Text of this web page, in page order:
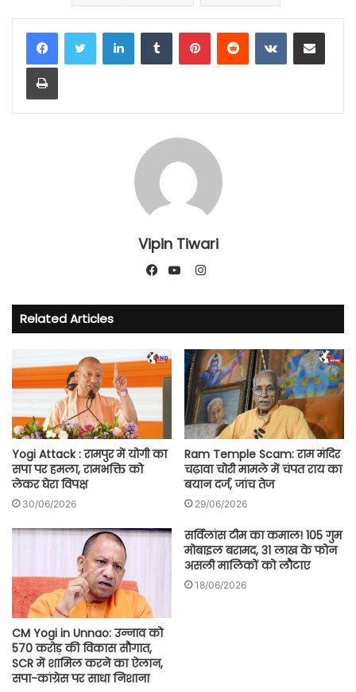
LinkedInTumblr PinterestReddit VKontakteShare via Email
Print
Vipin Tiwari
Instagram
Related Articles
Yogi Attack : रामपुर में योगी का
सपा पर हमला, रामभक्ति को
लेकर घेरा विपक्ष
30/06/2026
Ram Temple Scam: राम मंदिर
चढ़ावा चोरी मामले में चंपत राय का
बयान दर्ज, जांच तेज
29/06/2026
CM Yogi in Unnao: उन्नाव को
570 करोड़ की विकास सौगात,
SCR में शामिल करने का ऐलान,
सपा-कांग्रेस पर साधा निशाना
सर्विलांस टीम का कमाल! 105 गुम
मोबाइल बरामद, 31 लाख के फोन
असली मालिकों को लौटाए
18/06/2026